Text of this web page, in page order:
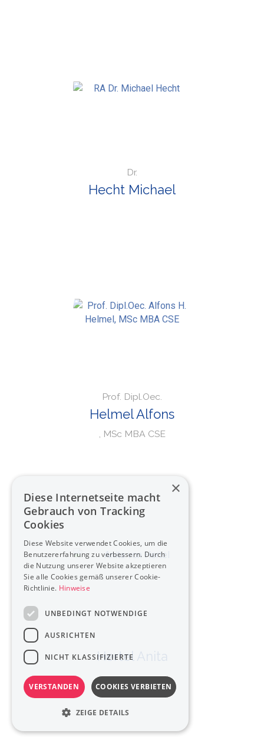
Dr.
Hecht Michael
Prof. Dipl.Oec.
Helmel Alfons
, MSc MBA CSE
Hertel Anita
×
Diese Internetseite macht
Gebrauch von Tracking
Cookies
Diese Website verwendet Cookies, um die
Benutzererfahrung zu verbessern. Durch
die Nutzung unserer Website akzeptieren
Sie alle Cookies gemäß unserer Cookie-
Richtlinie. Hinweise
UNBEDINGT NOTWENDIGE
AUSRICHTEN
NICHT KLASSIFIZIERTE
VERSTANDEN COOKIES VERBIETEN
ZEIGE DETAILS